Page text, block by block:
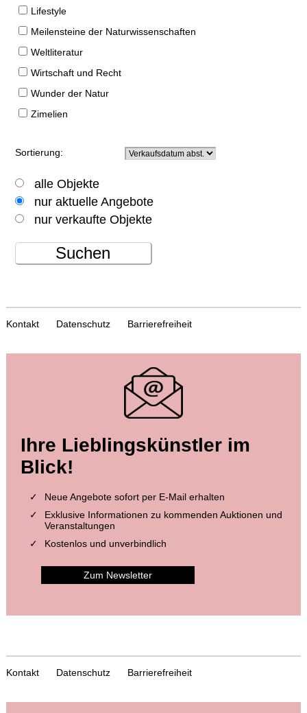
Lifestyle
Meilensteine der Naturwissenschaften
Weltliteratur
Wirtschaft und Recht
Wunder der Natur
Zimelien
Sortierung:
alle Objekte
nur aktuelle Angebote
nur verkaufte Objekte
Suchen
Kontakt Datenschutz Barrierefreiheit
Ihre Lieblingskünstler im
Blick!
Neue Angebote sofort per E-Mail erhalten
Exklusive Informationen zu kommenden Auktionen und
Veranstaltungen
Kostenlos und unverbindlich
Zum Newsletter
Kontakt Datenschutz Barrierefreiheit